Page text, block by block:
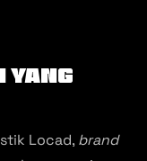
yang
Locad, brand